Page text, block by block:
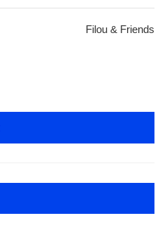
Filou & Friends